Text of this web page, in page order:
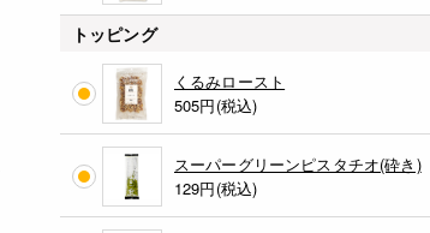
トッピング
くるみロースト
505円(税込)
スーパーグリーンピスタチオ(砕き)
129円(税込)